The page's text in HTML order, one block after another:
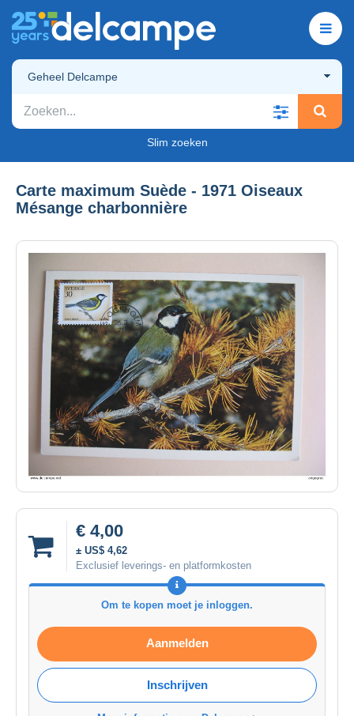
Geheel Delcampe
Slim zoeken
Carte maximum Suède - 1971 Oiseaux
Mésange charbonnière
€ 4,00
± US$ 4,62
Exclusief leverings- en platformkosten
Om te kopen moet je inloggen.
Aanmelden
Inschrijven